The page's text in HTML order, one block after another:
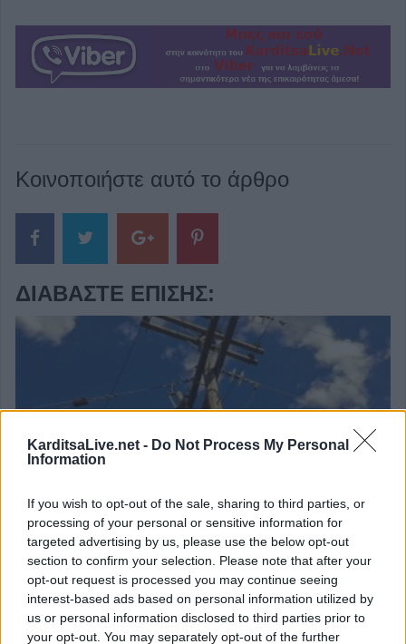
KarditsaLive.net - Do Not Process My Personal
Information
If you wish to opt-out of the sale, sharing to third parties, or
processing of your personal or sensitive information for
targeted advertising by us, please use the below opt-out
section to confirm your selection. Please note that after your
opt-out request is processed you may continue seeing
interest-based ads based on personal information utilized by
us or personal information disclosed to third parties prior to
your opt-out. You may separately opt-out of the further
Κοινοποιήστε αυτό το άρθρο
ΔΙΑΒΆΣΤΕ ΕΠΊΣΗΣ:
Παρασκευή (7/8) σε Ιτέα, Άγιο Γεώργιο, Γεώργιο
Καραϊσκάκη, Κρανιά, Καππά, Φύλλο και Αμπελώνα
6 Αυγούστου 2026, 15:00